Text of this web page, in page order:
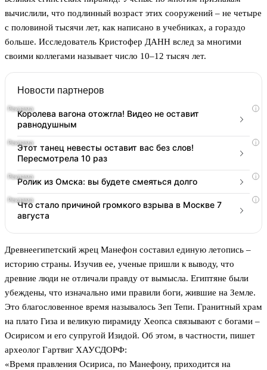
вычислили, что подлинный возраст этих сооружений – не четыре
с половиной тысячи лет, как написано в учебниках, а гораздо
больше. Исследователь Кристофер ДАНН вслед за многими
своими коллегами называет число 10–12 тысяч лет.
Новости партнеров
i
Королева вагона отожгла! Видео не оставит
равнодушным
i
Этот танец невесты оставит вас без слов!
Пересмотрела 10 раз
i
Ролик из Омска: вы будете смеяться долго
i
Что стало причиной громкого взрыва в Москве 7
августа
Древнеегипетский жрец Манефон составил единую летопись –
историю страны. Изучив ее, ученые пришли к выводу, что
древние люди не отличали правду от вымысла. Египтяне были
убеждены, что изначально ими правили боги, жившие на Земле.
Это благословенное время называлось Зеп Тепи. Гранитный храм
на плато Гиза и великую пирамиду Хеопса связывают с богами –
Осирисом и его супругой Изидой. Об этом, в частности, пишет
археолог Гартвиг ХАУСДОРФ:
«Время правления Осириса, по Манефону, приходится на